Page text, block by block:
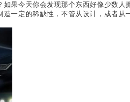
果今天你会发现那个东西好像少数人
一定的稀缺性，不管从设计，或者从